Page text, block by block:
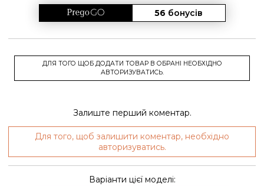
56 бонусів
ДЛЯ ТОГО ЩОБ ДОДАТИ ТОВАР В ОБРАНІ НЕОБХІДНО
АВТОРИЗУВАТИСЬ.
Залиште перший коментар.
Для того, щоб залишити коментар, необхідно
авторизуватись.
Варіанти цієї моделі: